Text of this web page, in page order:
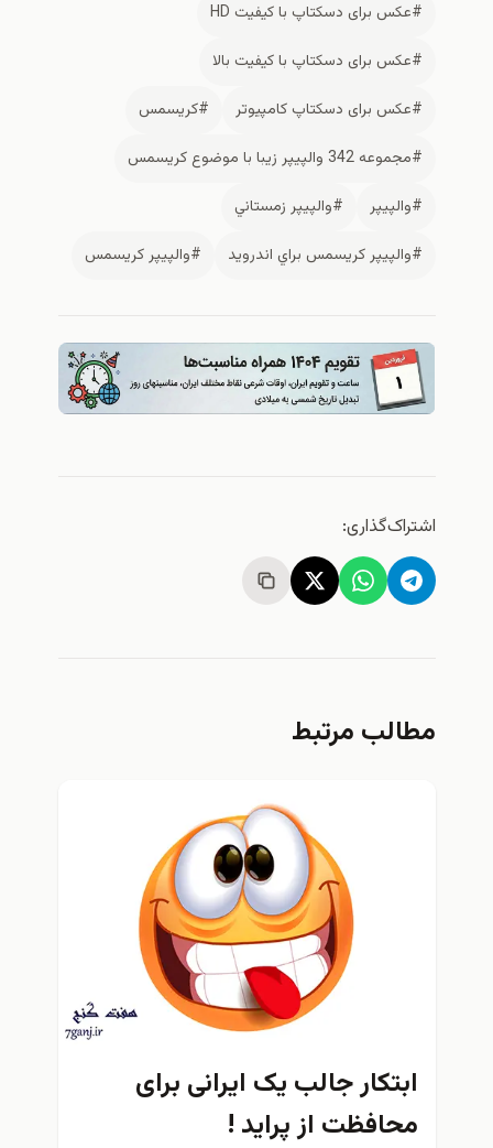
#عکس برای دسکتاپ با کیفیت HD
#عکس برای دسکتاپ با کیفیت بالا
#عکس برای دسکتاپ کامپیوتر
#كريسمس
#مجموعه 342 والپیپر زیبا با موضوع کریسمس
#والپيپر
#والپيپر زمستاني
#والپيپر كريسمس براي اندرويد
#والپیپر کریسمس
اشتراک‌گذاری:
مطالب مرتبط
ابتکار جالب یک ایرانی برای
محافظت از پرايد !